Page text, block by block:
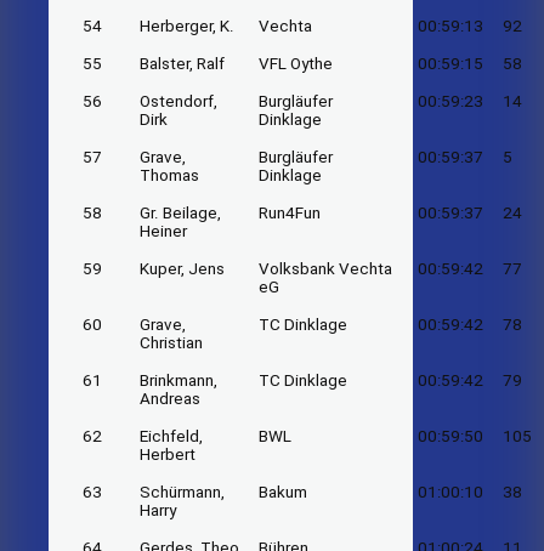
54 Herberger, K. Vechta 00:59:13 92
55 Balster, Ralf VFL Oythe 00:59:15 58
56
Ostendorf,
Dirk
Burgläufer
Dinklage
00:59:23 14
57
Grave,
Thomas
Burgläufer
Dinklage
00:59:37 5
58
Gr. Beilage,
Heiner
Run4Fun 00:59:37 24
59 Kuper, Jens
Volksbank Vechta
eG
00:59:42 77
60
Grave,
Christian
TC Dinklage 00:59:42 78
61
Brinkmann,
Andreas
TC Dinklage 00:59:42 79
62
Eichfeld,
Herbert
BWL 00:59:50 105
63
Schürmann,
Harry
Bakum 01:00:10 38